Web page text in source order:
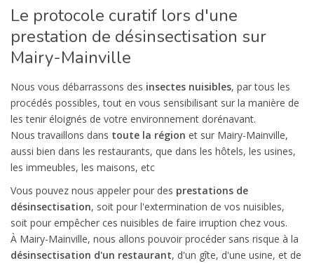
Le protocole curatif lors d'une
prestation de désinsectisation sur
Mairy-Mainville
Nous vous débarrassons des insectes nuisibles, par tous les
procédés possibles, tout en vous sensibilisant sur la manière de
les tenir éloignés de votre environnement dorénavant.
Nous travaillons dans toute la région et sur Mairy-Mainville,
aussi bien dans les restaurants, que dans les hôtels, les usines,
les immeubles, les maisons, etc
Vous pouvez nous appeler pour des prestations de
désinsectisation, soit pour l'extermination de vos nuisibles,
soit pour empêcher ces nuisibles de faire irruption chez vous.
À Mairy-Mainville, nous allons pouvoir procéder sans risque à la
désinsectisation d'un restaurant, d'un gîte, d'une usine, et de